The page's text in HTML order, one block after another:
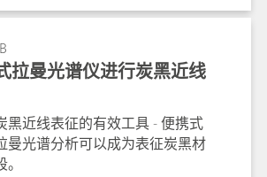
拉曼光谱仪进行炭黑近线
黑近线表征的有效工具 - 便携式
曼光谱分析可以成为表征炭黑材